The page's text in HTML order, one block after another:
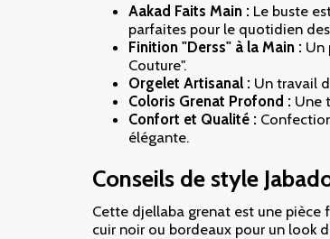
Aakad Faits Main : Le buste
parfaites pour le quotidien
Finition "Derss" à la Main : Un
Couture".
Orgelet Artisanal : Un travail
Coloris Grenat Profond : Une
Confort et Qualité :
élégante.
Conseils de style
Cette djellaba grenat est une pièce
cuir noir ou bordeaux pour un look